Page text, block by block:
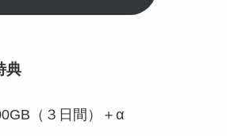
典
（３日間）＋α